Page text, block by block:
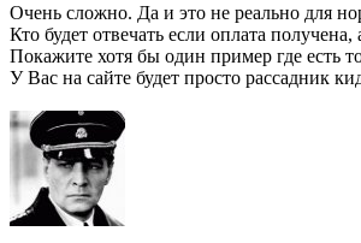
Очень сложно. Да и это не реально для
Кто будет отвечать если оплата получена,
Покажите хотя бы один пример где есть
У Вас на сайте будет просто рассадник